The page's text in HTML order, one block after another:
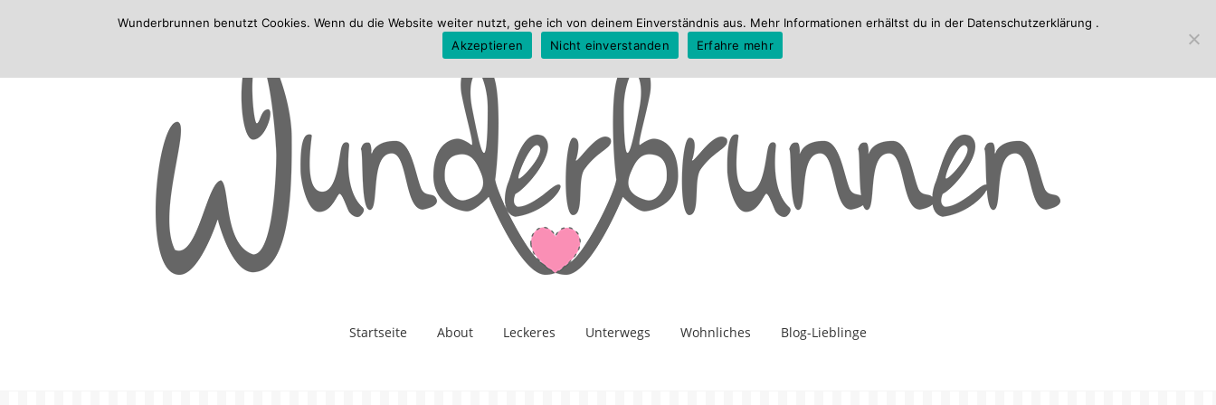
Startseite About Leckeres Unterwegs Wohnliches Blog-Lieblinge
Wunderbrunnen benutzt Cookies. Wenn du die Website weiter nutzt, gehe ich von deinem Einverständnis aus. Mehr Informationen erhältst du in der Datenschutzerklärung .
Akzeptieren
Nicht einverstanden Erfahre mehr